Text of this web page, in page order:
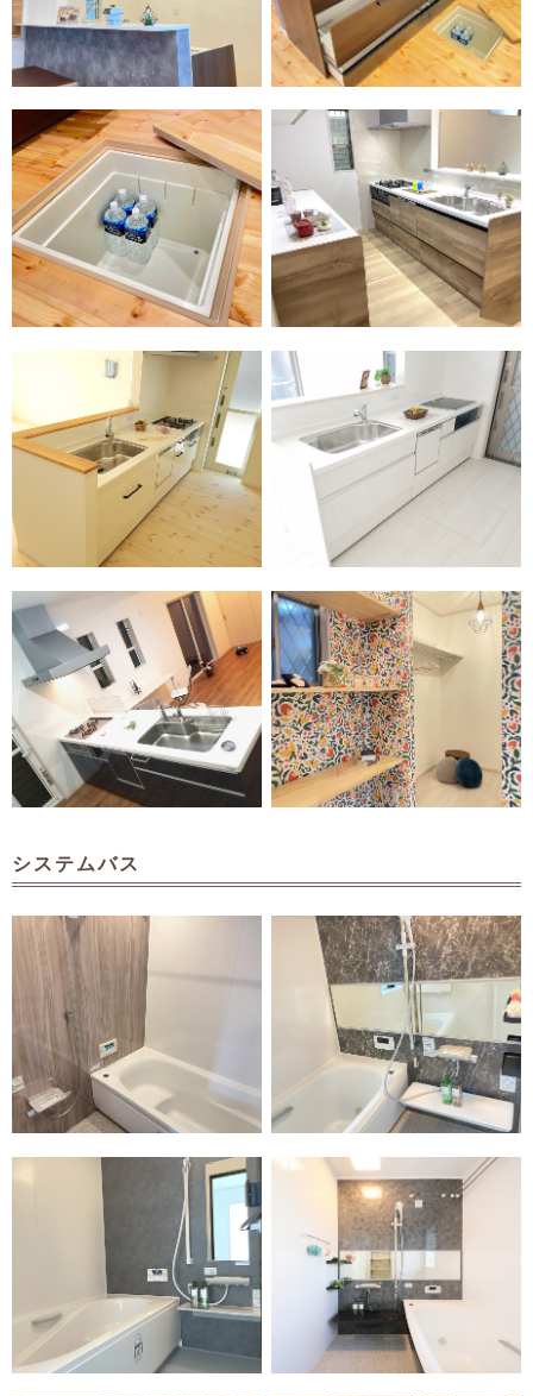
システムバス